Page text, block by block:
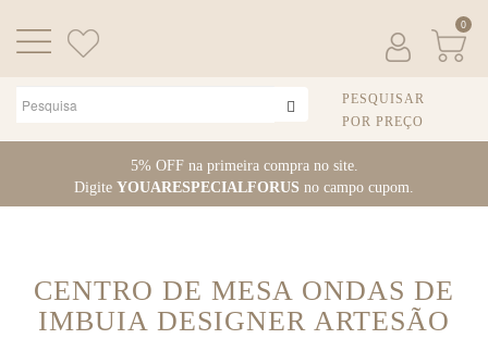
o
5% OFF na primeira compra no site.
Digite YOUARESPECIALFORUS no campo cupom.
0
PESQUISAR
POR PREÇO
CENTRO DE MESA ONDAS DE
IMBUIA DESIGNER ARTESÃO